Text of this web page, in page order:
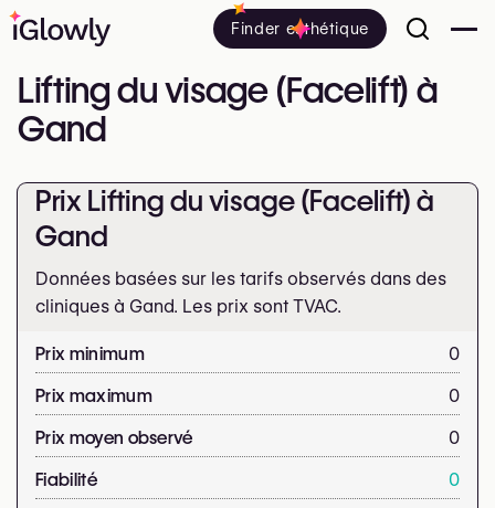
Finder esthétique
Lifting du visage (Facelift) à
Gand
Prix Lifting du visage (Facelift) à
Gand
Données basées sur les tarifs observés dans des
cliniques à Gand. Les prix sont TVAC.
Prix minimum
0
Prix maximum
0
Prix moyen observé
0
Fiabilité
0